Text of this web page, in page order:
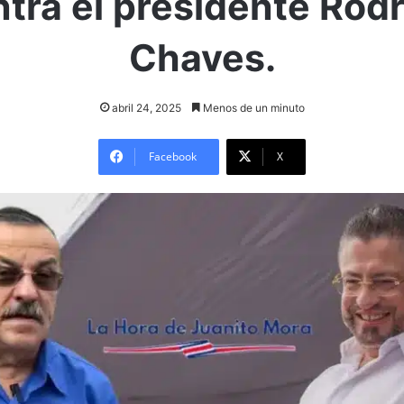
Chaves.
abril 24, 2025 Menos de un minuto
Facebook X